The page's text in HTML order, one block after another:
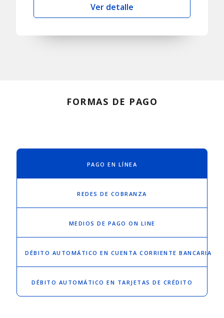
Ver detalle
FORMAS DE PAGO
PAGO EN LÍNEA
REDES DE COBRANZA
MEDIOS DE PAGO ON LINE
DÉBITO AUTOMÁTICO EN CUENTA CORRIENTE BANCARIA
DÉBITO AUTOMÁTICO EN TARJETAS DE CRÉDITO